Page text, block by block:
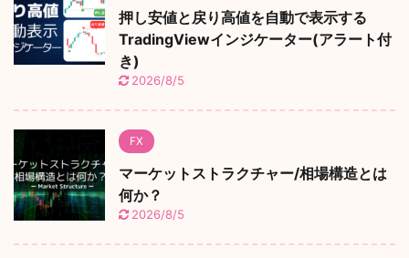
押し安値と戻り高値を自動で表示する
TradingViewインジケーター(アラート付
き)
2026/8/5
FX
マーケットストラクチャー/相場構造とは
何か？
2026/8/5